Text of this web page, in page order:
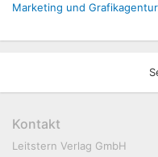
Marketing und Grafikagentur
Kontakt
Leitstern Verlag GmbH